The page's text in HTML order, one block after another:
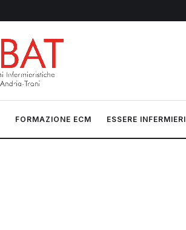
FORMAZIONE ECM ESSERE INFERMIERI